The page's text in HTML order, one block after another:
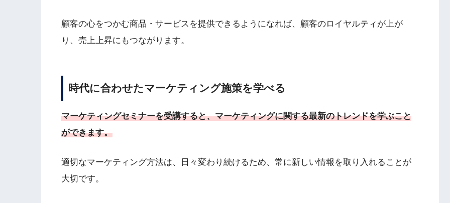
顧客の心をつかむ商品・サービスを提供できるようになれば、顧客のロイヤルティが上が
り、売上上昇にもつながります。
時代に合わせたマーケティング施策を学べる
マーケティングセミナーを受講すると、マーケティングに関する最新のトレンドを学ぶこと
ができます。
適切なマーケティング方法は、日々変わり続けるため、常に新しい情報を取り入れることが
大切です。